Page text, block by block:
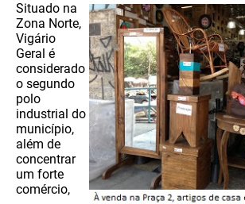
Situado na
Zona Norte,
Vigário
Geral é
considerado
o segundo
polo
industrial do
município,
além de
concentrar
um forte
comércio,